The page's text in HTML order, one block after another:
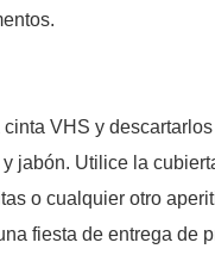
VHS y
jabón. Utilice la
o cualquier otro
fiesta de entrega de